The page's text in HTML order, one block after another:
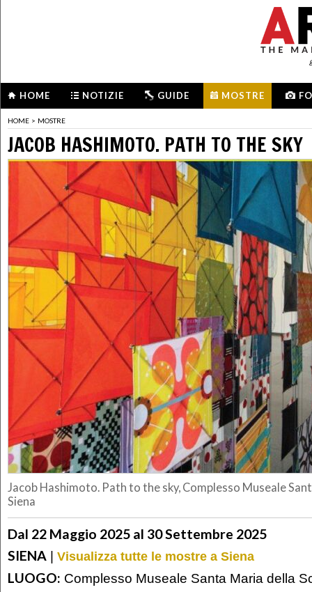
HOME NOTIZIE GUIDE MOSTRE
HOME > MOSTRE
JACOB HASHIMOTO. PATH TO THE SKY
Jacob Hashimoto. Path to the sky, Complesso Museale
Siena
Dal 22 Maggio 2025 al 30 Settembre 2025
SIENA | Visualizza tutte le mostre a Siena
LUOGO: Complesso Museale Santa Maria della